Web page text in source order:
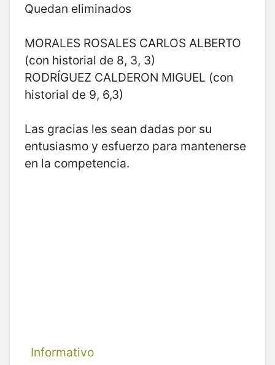
Quedan eliminados
MORALES ROSALES CARLOS ALBERTO
(con historial de 8, 3, 3)
RODRÍGUEZ CALDERON MIGUEL (con
historial de 9, 6,3)
Las gracias les sean dadas por su
entusiasmo y esfuerzo para mantenerse
en la competencia.
Informativo